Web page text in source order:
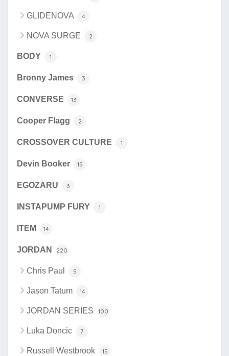
GLIDENOVA 4
NOVA SURGE 2
BODY 1
Bronny James 3
CONVERSE 13
Cooper Flagg 2
CROSSOVER CULTURE 1
Devin Booker 15
EGOZARU 3
INSTAPUMP FURY 1
ITEM 14
JORDAN 220
Chris Paul 5
Jason Tatum 14
JORDAN SERIES 100
Luka Doncic 7
Russell Westbrook 15